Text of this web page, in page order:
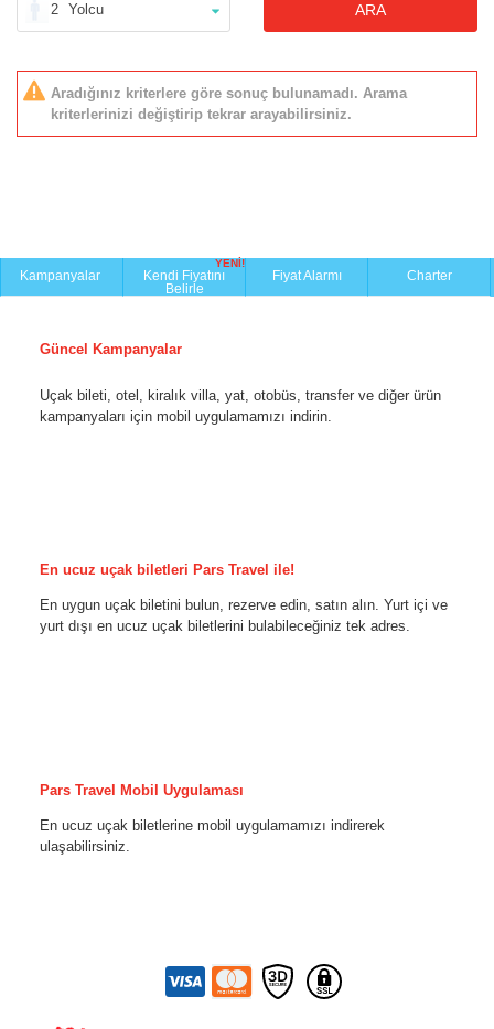
2 Yolcu ARA
Aradığınız kriterlere göre sonuç bulunamadı. Arama
kriterlerinizi değiştirip tekrar arayabilirsiniz.
Kampanyalar
Kendi Fiyatını
Belirle
YENİ!
Fiyat Alarmı Charter
Güncel Kampanyalar
Uçak bileti, otel, kiralık villa, yat, otobüs, transfer ve diğer ürün
kampanyaları için mobil uygulamamızı indirin.
En ucuz uçak biletleri Pars Travel ile!
En uygun uçak biletini bulun, rezerve edin, satın alın. Yurt içi ve
yurt dışı en ucuz uçak biletlerini bulabileceğiniz tek adres.
Pars Travel Mobil Uygulaması
En ucuz uçak biletlerine mobil uygulamamızı indirerek
ulaşabilirsiniz.